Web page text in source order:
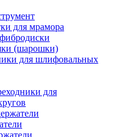
для мрамора
(шарошки)
для шлифовальных
для